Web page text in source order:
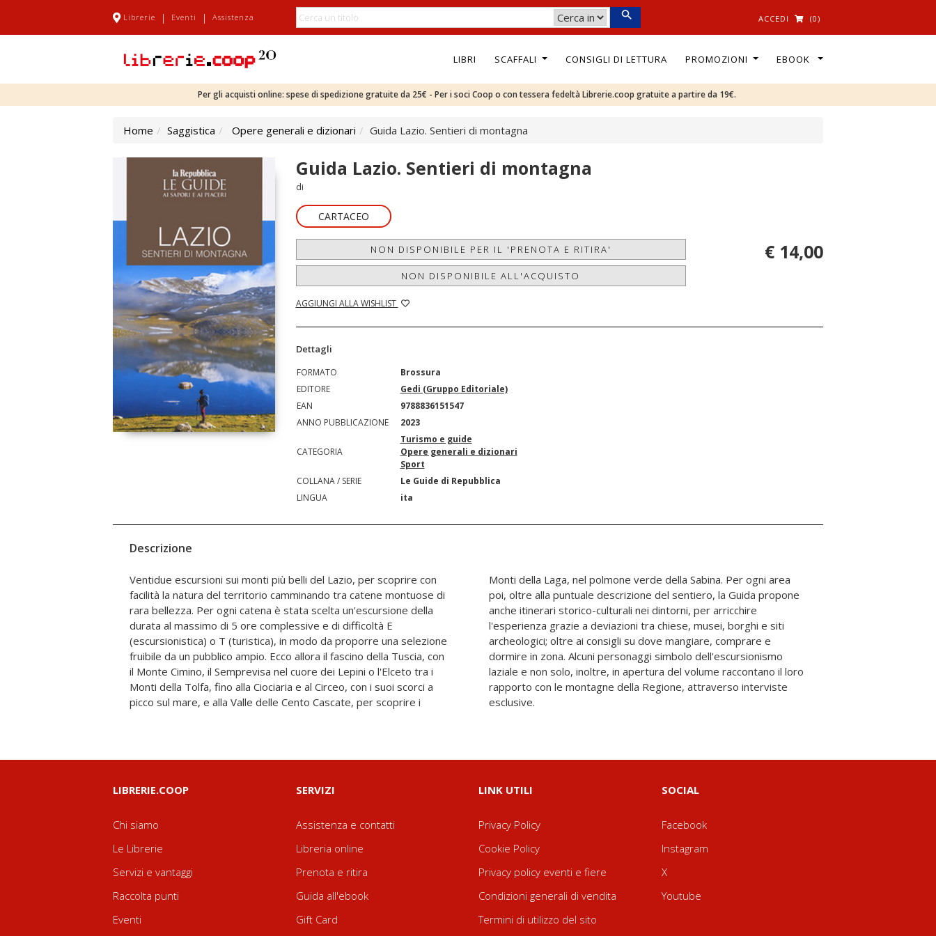
Librerie | Eventi | Assistenza ACCEDI (0)
LIBRI SCAFFALI CONSIGLI DI LETTURA PROMOZIONI EBOOK
Per gli acquisti online: spese di spedizione gratuite da 25€ - Per i soci Coop o con tessera fedeltà Librerie.coop gratuite a partire da 19€.
Home Saggistica Opere generali e dizionari Guida Lazio. Sentieri di montagna
Guida Lazio. Sentieri di montagna
di
CARTACEO
NON DISPONIBILE PER IL 'PRENOTA E RITIRA'
NON DISPONIBILE ALL'ACQUISTO
AGGIUNGI ALLA WISHLIST
€ 14,00
Dettagli
FORMATO
Brossura
EDITORE
Gedi (Gruppo Editoriale)
EAN
9788836151547
ANNO PUBBLICAZIONE
2023
CATEGORIA
Turismo e guide
Opere generali e dizionari
Sport
COLLANA / SERIE
Le Guide di Repubblica
LINGUA
ita
Descrizione
Ventidue escursioni sui monti più belli del Lazio, per scoprire con
facilità la natura del territorio camminando tra catene montuose di
rara bellezza. Per ogni catena è stata scelta un'escursione della
durata al massimo di 5 ore complessive e di difficoltà E
(escursionistica) o T (turistica), in modo da proporre una selezione
fruibile da un pubblico ampio. Ecco allora il fascino della Tuscia, con
il Monte Cimino, il Semprevisa nel cuore dei Lepini o l'Elceto tra i
Monti della Tolfa, fino alla Ciociaria e al Circeo, con i suoi scorci a
picco sul mare, e alla Valle delle Cento Cascate, per scoprire i
Monti della Laga, nel polmone verde della Sabina. Per ogni area
poi, oltre alla puntuale descrizione del sentiero, la Guida propone
anche itinerari storico-culturali nei dintorni, per arricchire
l'esperienza grazie a deviazioni tra chiese, musei, borghi e siti
archeologici; oltre ai consigli su dove mangiare, comprare e
dormire in zona. Alcuni personaggi simbolo dell'escursionismo
laziale e non solo, inoltre, in apertura del volume raccontano il loro
rapporto con le montagne della Regione, attraverso interviste
esclusive.
LIBRERIE.COOP
Chi siamo
Le Librerie
Servizi e vantaggi
Raccolta punti
Eventi
SERVIZI
Assistenza e contatti
Libreria online
Prenota e ritira
Guida all'ebook
Gift Card
LINK UTILI
Privacy Policy
Cookie Policy
Privacy policy eventi e fiere
Condizioni generali di vendita
Termini di utilizzo del sito
SOCIAL
Facebook
Instagram
X
Youtube